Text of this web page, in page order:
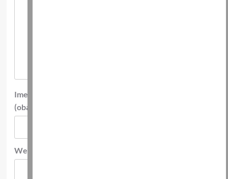
Ime
(obavezno)
Web-stranica